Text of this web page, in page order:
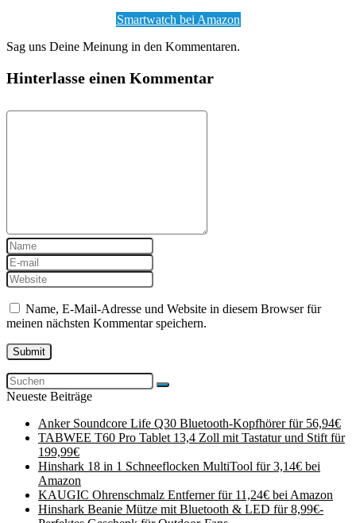
Smartwatch bei Amazon
Sag uns Deine Meinung in den Kommentaren.
Hinterlasse einen Kommentar
Name, E-Mail-Adresse und Website in diesem Browser für
meinen nächsten Kommentar speichern.
Neueste Beiträge
Anker Soundcore Life Q30 Bluetooth-Kopfhörer für 56,94€
TABWEE T60 Pro Tablet 13,4 Zoll mit Tastatur und Stift für
199,99€
Hinshark 18 in 1 Schneeflocken MultiTool für 3,14€ bei
Amazon
KAUGIC Ohrenschmalz Entferner für 11,24€ bei Amazon
Hinshark Beanie Mütze mit Bluetooth & LED für 8,99€-